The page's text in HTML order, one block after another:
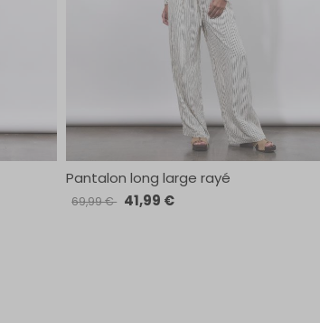
Pantalon long large rayé
69,99 € 41,99 €